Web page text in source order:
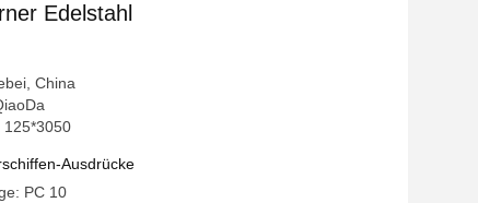
Edelstahl
China
125*3050
Ausdrücke
PC 10